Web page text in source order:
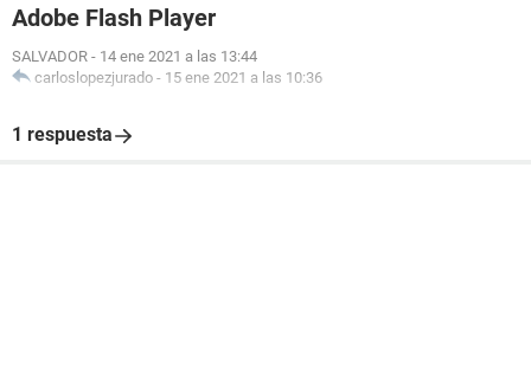
Adobe Flash Player
SALVADOR - 14 ene 2021 a las 13:44
carloslopezjurado - 15 ene 2021 a las 10:36
1 respuesta